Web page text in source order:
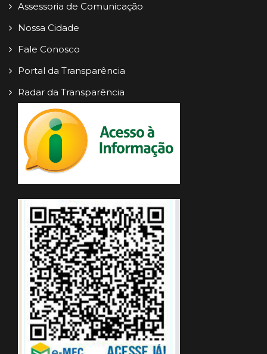
Assessoria de Comunicação
Nossa Cidade
Fale Conosco
Portal da Transparência
Radar da Transparência